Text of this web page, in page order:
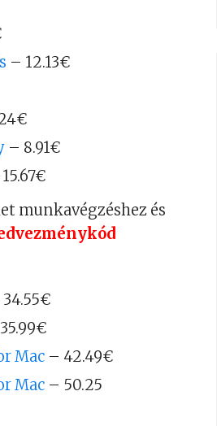
– 12.13€
– 8.91€
munkavégzéshez és
Mac – 42.49€
Mac – 50.25